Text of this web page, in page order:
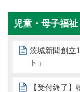
児童・母子福
茨城新聞創立
ト」
【受付終了